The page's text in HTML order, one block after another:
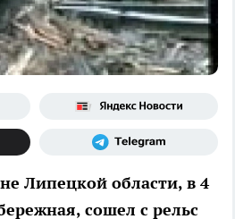
Липецкой области, в 4
сошел с рельс